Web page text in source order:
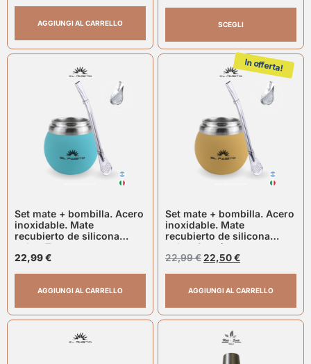
AGGIUNGI AL CARRELLO SCEGLI
Set mate + bombilla. Acero
inoxidable. Mate
recubierto de silicona
color: Turquesa
22,99€
AGGIUNGI AL CARRELLO
In offerta!
Set mate + bombilla. Acero
inoxidable. Mate
recubierto de silicona
color: Caqui
22,99€22,50€
AGGIUNGI AL CARRELLO